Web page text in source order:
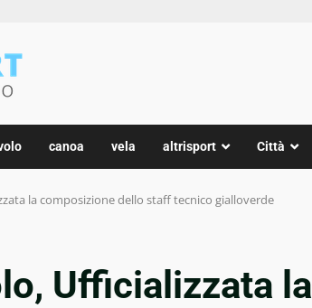
canoa vela altrisport Città
la composizione dello staff tecnico gialloverde
Ufficializzata la